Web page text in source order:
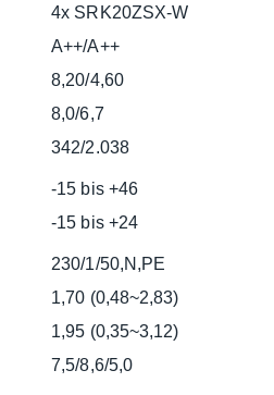
4x SRK20ZSX-W
A++/A++
8,20/4,60
8,0/6,7
342/2.038
-15 bis +46
-15 bis +24
230/1/50,N,PE
1,70 (0,48~2,83)
1,95 (0,35~3,12)
7,5/8,6/5,0